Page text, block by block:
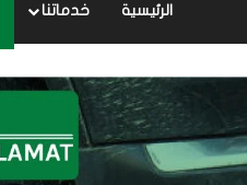
الرئيسية خدماتنا